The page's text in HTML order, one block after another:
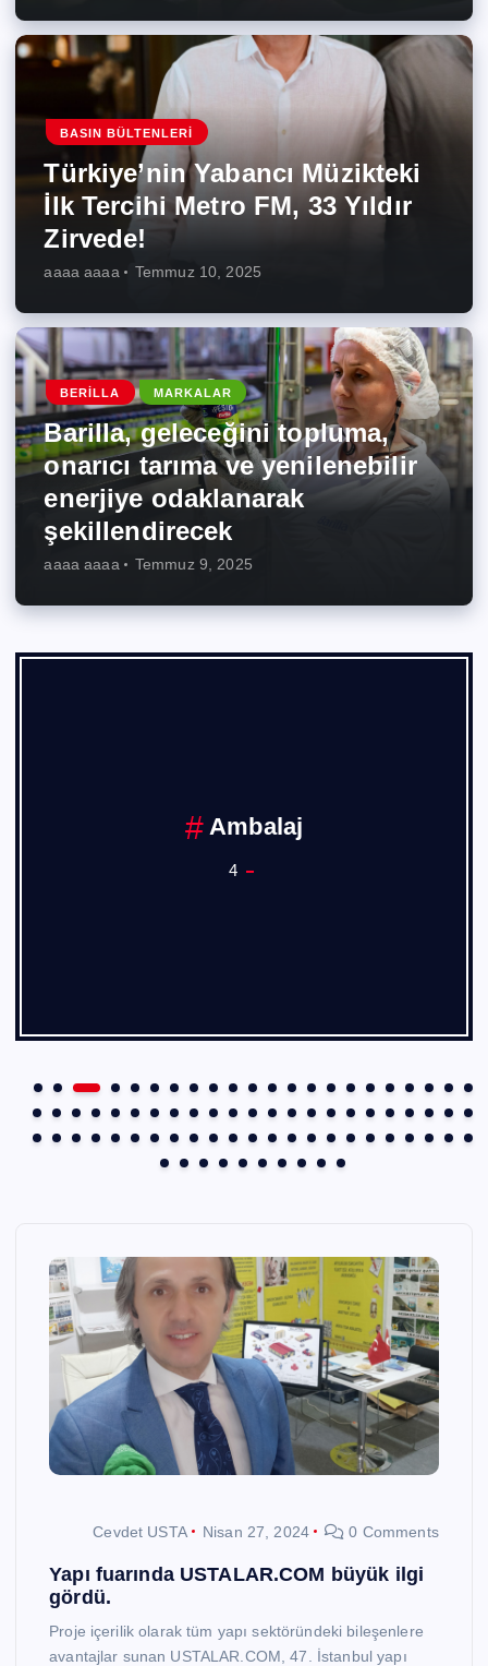
BASIN BÜLTENLERI
Türkiye’nin Yabancı Müzikteki
İlk Tercihi Metro FM, 33 Yıldır
Zirvede!
aaaa aaaa Temmuz 10, 2025
BERILLA MARKALAR
Barilla, geleceğini topluma,
onarıcı tarıma ve yenilenebilir
enerjiye odaklanarak
şekillendirecek
aaaa aaaa Temmuz 9, 2025
Ambalaj
4
Cevdet USTA Nisan 27, 2024 0 Comments
Yapı fuarında USTALAR.COM büyük ilgi
gördü.
Proje içerilik olarak tüm yapı sektöründeki bileşenlere
avantajlar sunan USTALAR.COM, 47. İstanbul yapı